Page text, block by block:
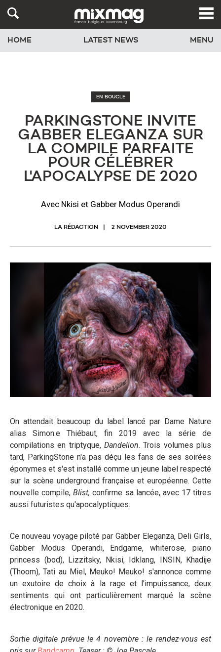
HOME LATEST NEWS MENU
EN BOUCLE
PARKINGSTONE INVITE
GABBER ELEGANZA SUR
LA COMPILE PARFAITE
POUR CÉLÉBRER
L'APOCALYPSE DE 2020
Avec Nkisi et Gabber Modus Operandi
LA RÉDACTION 2 NOVEMBER 2020
On attendait beaucoup du label lancé par Dame Nature
alias Simon.e Thiébaut, fin 2019 avec la série de
compilations en triptyque, Dandelion. Trois volumes plus
tard, ParkingStone n'a pas déçu les fans de ses soirées
éponymes et s'est installé comme un jeune label respecté
sur la scène underground française et européenne. Cette
nouvelle compile,Blist,confirme sa lancée, avec 17 titres
aussi futuristes qu'apocalyptiques.
Ce nouveau voyage piloté par Gabber Eleganza, Deli Girls,
Gabber Modus Operandi, Endgame, whiterose, piano
princess (bod), Lizzitsky, Nkisi, Idklang, INSIN, Khadije
(Thoom), Tati au Miel, Meuko! Meuko! s'annonce comme
un exutoire de choix à la rage et l'impuissance, deux
sentiments qui ont particulièrement marqué la scène
électronique en 2020.
Sortie digitale prévue le 4 novembre : le rendez-vous est